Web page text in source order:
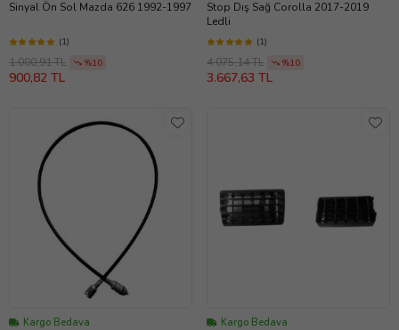
Sinyal Ön Sol Mazda 626 1992-1997
(1)
1.000,91 TL %10
900,82 TL
Stop Dış Sağ Corolla 2017-2019
Ledli
(1)
4.075,14 TL %10
3.667,63 TL
Kargo Bedava Kargo Bedava